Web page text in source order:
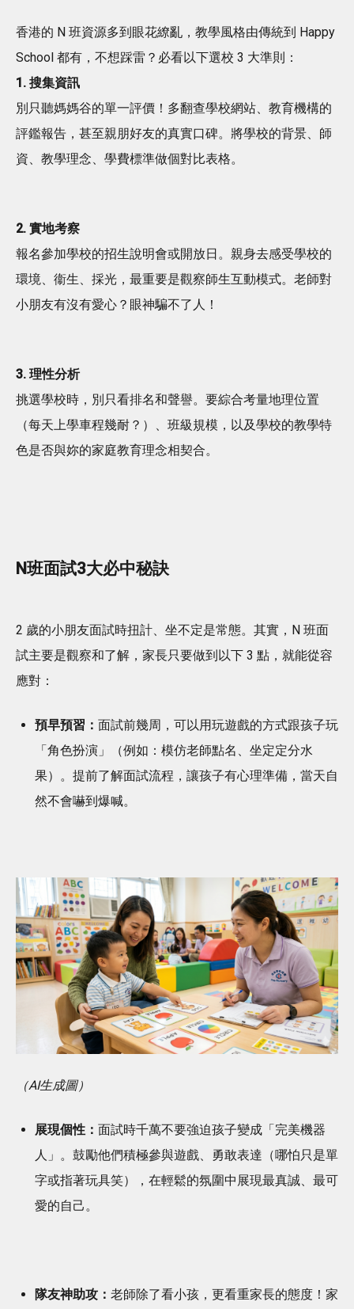
香港的 N 班資源多到眼花繚亂，教學風格由傳統到 Happy
School 都有，不想踩雷？必看以下選校 3 大準則：
1. 搜集資訊
別只聽媽媽谷的單一評價！多翻查學校網站、教育機構的
評鑑報告，甚至親朋好友的真實口碑。將學校的背景、師
資、教學理念、學費標準做個對比表格。
2. 實地考察
報名參加學校的招生說明會或開放日。親身去感受學校的
環境、衞生、採光，最重要是觀察師生互動模式。老師對
小朋友有沒有愛心？眼神騙不了人！
3. 理性分析
挑選學校時，別只看排名和聲譽。要綜合考量地理位置
（每天上學車程幾耐？）、班級規模，以及學校的教學特
色是否與妳的家庭教育理念相契合。
N班面試3大必中秘訣
2 歲的小朋友面試時扭計、坐不定是常態。其實，N 班面
試主要是觀察和了解，家長只要做到以下 3 點，就能從容
應對：
預早預習： 面試前幾周，可以用玩遊戲的方式跟孩子玩
「角色扮演」（例如：模仿老師點名、坐定定分水
果）。提前了解面試流程，讓孩子有心理準備，當天自
然不會嚇到爆喊。
（AI生成圖）
展現個性： 面試時千萬不要強迫孩子變成「完美機器
人」。鼓勵他們積極參與遊戲、勇敢表達（哪怕只是單
字或指著玩具笑），在輕鬆的氛圍中展現最真誠、最可
愛的自己。
隊友神助攻： 老師除了看小孩，更看重家長的態度！家